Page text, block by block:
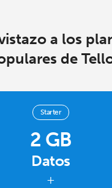
a los
de
Starter
2 GB
Datos
+